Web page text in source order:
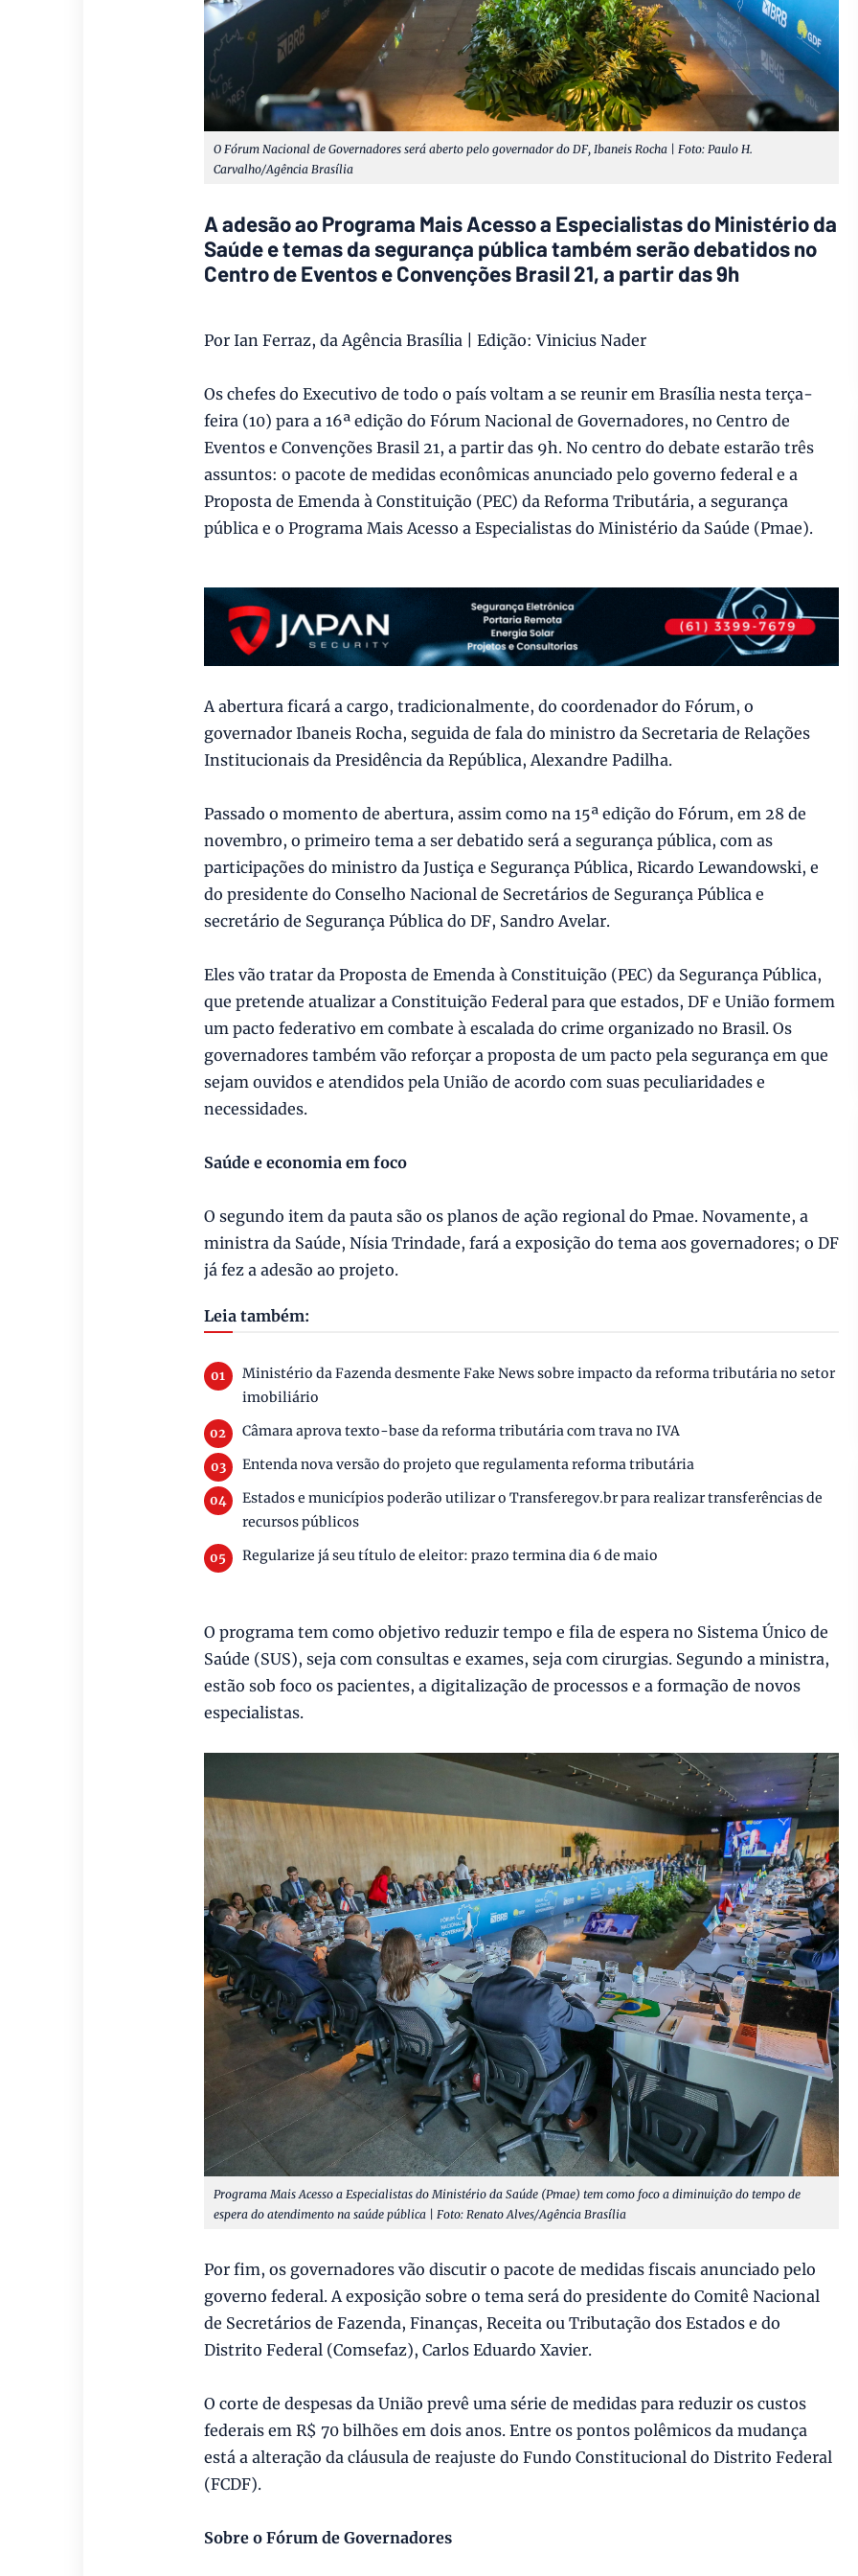
O Fórum Nacional de Governadores será aberto pelo governador do DF, Ibaneis Rocha | Foto: Paulo H.
Carvalho/Agência Brasília
A adesão ao Programa Mais Acesso a Especialistas do Ministério da
Saúde e temas da segurança pública também serão debatidos no
Centro de Eventos e Convenções Brasil 21, a partir das 9h
Por Ian Ferraz, da Agência Brasília | Edição: Vinicius Nader
Os chefes do Executivo de todo o país voltam a se reunir em Brasília nesta terça-
feira (10) para a 16ª edição do Fórum Nacional de Governadores, no Centro de
Eventos e Convenções Brasil 21, a partir das 9h. No centro do debate estarão três
assuntos: o pacote de medidas econômicas anunciado pelo governo federal e a
Proposta de Emenda à Constituição (PEC) da Reforma Tributária, a segurança
pública e o Programa Mais Acesso a Especialistas do Ministério da Saúde (Pmae).
A abertura ficará a cargo, tradicionalmente, do coordenador do Fórum, o
governador Ibaneis Rocha, seguida de fala do ministro da Secretaria de Relações
Institucionais da Presidência da República, Alexandre Padilha.
Passado o momento de abertura, assim como na 15ª edição do Fórum, em 28 de
novembro, o primeiro tema a ser debatido será a segurança pública, com as
participações do ministro da Justiça e Segurança Pública, Ricardo Lewandowski, e
do presidente do Conselho Nacional de Secretários de Segurança Pública e
secretário de Segurança Pública do DF, Sandro Avelar.
Eles vão tratar da Proposta de Emenda à Constituição (PEC) da Segurança Pública,
que pretende atualizar a Constituição Federal para que estados, DF e União formem
um pacto federativo em combate à escalada do crime organizado no Brasil. Os
governadores também vão reforçar a proposta de um pacto pela segurança em que
sejam ouvidos e atendidos pela União de acordo com suas peculiaridades e
necessidades.
Saúde e economia em foco
O segundo item da pauta são os planos de ação regional do Pmae. Novamente, a
ministra da Saúde, Nísia Trindade, fará a exposição do tema aos governadores; o DF
já fez a adesão ao projeto.
Leia também:
Ministério da Fazenda desmente Fake News sobre impacto da reforma tributária no setor
imobiliário
Câmara aprova texto-base da reforma tributária com trava no IVA
Entenda nova versão do projeto que regulamenta reforma tributária
Estados e municípios poderão utilizar o Transferegov.br para realizar transferências de
recursos públicos
Regularize já seu título de eleitor: prazo termina dia 6 de maio
O programa tem como objetivo reduzir tempo e fila de espera no Sistema Único de
Saúde (SUS), seja com consultas e exames, seja com cirurgias. Segundo a ministra,
estão sob foco os pacientes, a digitalização de processos e a formação de novos
especialistas.
Programa Mais Acesso a Especialistas do Ministério da Saúde (Pmae) tem como foco a diminuição do tempo de
espera do atendimento na saúde pública | Foto: Renato Alves/Agência Brasília
Por fim, os governadores vão discutir o pacote de medidas fiscais anunciado pelo
governo federal. A exposição sobre o tema será do presidente do Comitê Nacional
de Secretários de Fazenda, Finanças, Receita ou Tributação dos Estados e do
Distrito Federal (Comsefaz), Carlos Eduardo Xavier.
O corte de despesas da União prevê uma série de medidas para reduzir os custos
federais em R$ 70 bilhões em dois anos. Entre os pontos polêmicos da mudança
está a alteração da cláusula de reajuste do Fundo Constitucional do Distrito Federal
(FCDF).
Sobre o Fórum de Governadores